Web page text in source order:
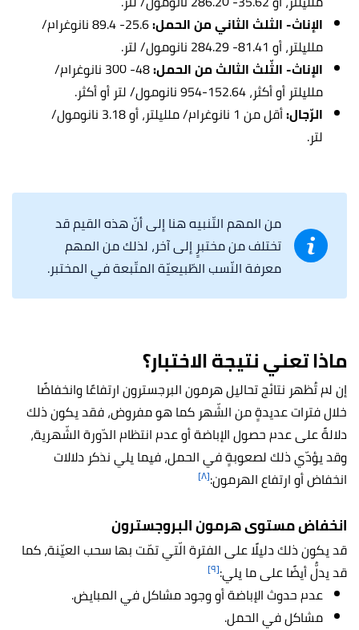
الإناث- الثلث الثاني من الحمل:
25.6- 89.4 نانوغرام/
ملليلتر، أو 81.41- 284.29 نانومول/ لتر.
الإناث- الثّلث الثالث من الحمل:
48- 300 نانوغرام/
ملليلتر أو أكثر، 152.64-954 نانومول/ لتر أو أكثر.
الرّجال:
أقل من 1 نانوغرام/ ملليلتر، أو 3.18 نانومول/
لتر.
من المهم التّنبيه هنا إلى أنّ هذه القيم قد
تختلف من مختبرٍ إلى آخر، لذلك من المهم
معرفة النّسب الطّبيعيّة المتّبعة في المختبر.
ماذا تعني نتيجة الاختبار؟
إن لم تُظهر نتائج تحاليل هرمون البرجسترون ارتفاعًا وانخفاضًا
خلال فترات عديدةٍ من الشّهر كما هو مفروض، فقد يكون ذلك
دلالةً على عدم حصول الإباضة أو عدم انتظام الدّورة الشّهرية،
وقد يؤدّي ذلك لصعوبةٍ في الحمل، فيما يلي نذكر دلالات
انخفاض أو ارتفاع الهرمون:[٨]
انخفاض مستوى هرمون البروجسترون
قد يكون ذلك دليلًا على الفترة الّتي تمّت بها سحب العيّنة، كما
قد يدلُّ أيضًا على ما يلي:[٩]
عدم حدوث الإباضة أو وجود مشاكل في المبايض.
مشاكل في الحمل.